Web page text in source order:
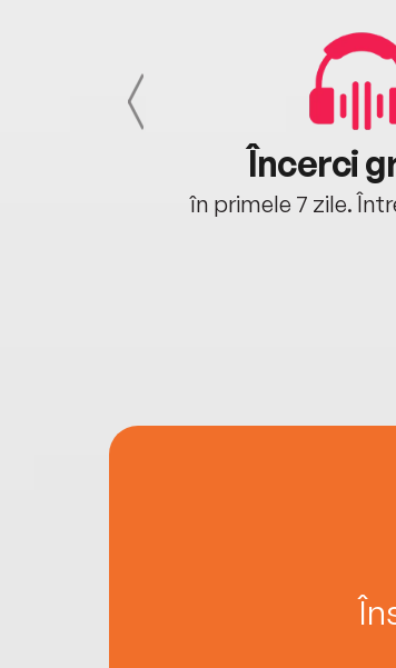
Încerci
în primele 7 zile.